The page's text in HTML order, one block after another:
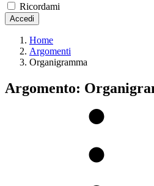
Ricordami
Accedi
Home
Argomenti
Organigramma
Argomento: